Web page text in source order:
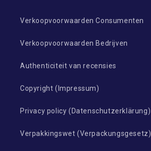
Verkoopvoorwaarden Consumenten
Verkoopvoorwaarden Bedrijven
Authenticiteit van recensies
Copyright (Impressum)
Privacy policy (Datenschutzerklärung)
Verpakkingswet (Verpackungsgesetz)